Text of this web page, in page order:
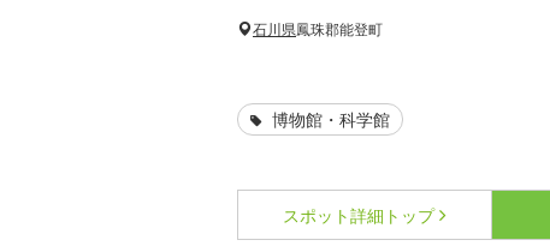
石川県鳳珠郡能登町
博物館・科学館
スポット詳細 トップ